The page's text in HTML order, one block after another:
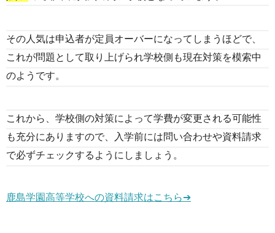
その人気は申込者が定員オーバーになってしまうほどで、
これが問題として取り上げられ学校側も現在対策を模索中
のようです。
これから、学校側の対策によって学費が変更される可能性
も充分にありますので、入学前には問い合わせや資料請求
で必ずチェックするようにしましょう。
鹿島学園高等学校への資料請求はこちら➔